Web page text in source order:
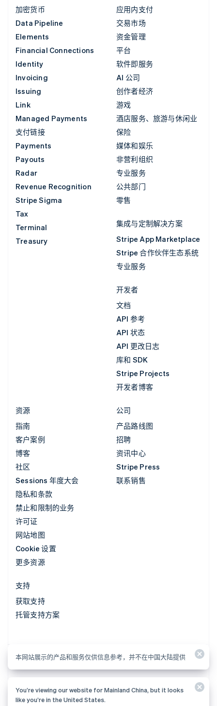
加密货币
Data Pipeline
Elements
Financial Connections
Identity
Invoicing
Issuing
Link
Managed Payments
支付链接
Payments
Payouts
Radar
Revenue Recognition
Stripe Sigma
Tax
Terminal
Treasury
应用内支付
交易市场
资金管理
平台
软件即服务
AI 公司
创作者经济
游戏
酒店服务、旅游与休闲业
保险
媒体和娱乐
非营利组织
专业服务
公共部门
零售
集成与定制解决方案
Stripe App Marketplace
Stripe 合作伙伴生态系统
专业服务
开发者
文档
API 参考
API 状态
API 更改日志
库和 SDK
Stripe Projects
开发者博客
资源
指南
客户案例
博客
社区
Sessions 年度大会
隐私和条款
禁止和限制的业务
许可证
网站地图
Cookie 设置
更多资源
公司
产品路线图
招聘
资讯中心
Stripe Press
联系销售
支持
获取支持
托管支持方案
© 2026 Stripe, LLC
本网站展示的产品和服务仅供信息参考，并不在中国大陆提供
You’re viewing our website for Mainland China, but it looks
like you’re in the United States.